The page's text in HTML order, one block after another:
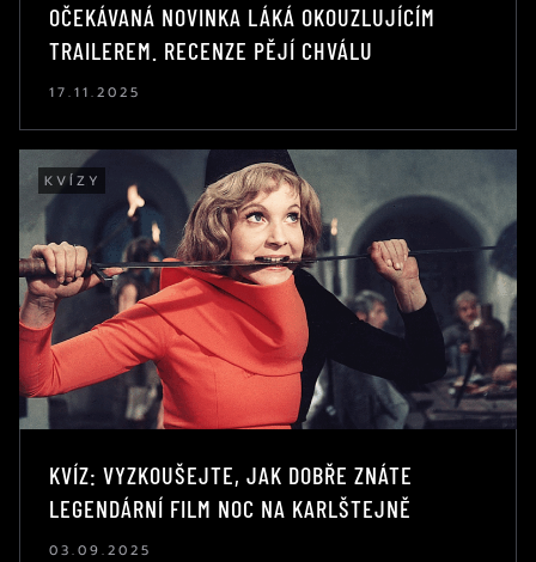
OČEKÁVANÁ NOVINKA LÁKÁ OKOUZLUJÍCÍM
TRAILEREM. RECENZE PĚJÍ CHVÁLU
17.11.2025
KVÍZY
KVÍZ: VYZKOUŠEJTE, JAK DOBŘE ZNÁTE
LEGENDÁRNÍ FILM NOC NA KARLŠTEJNĚ
03.09.2025